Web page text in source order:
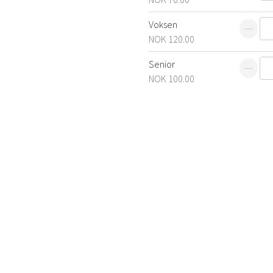
antall
Voksen
NOK 120.00
antall
Senior
NOK 100.00